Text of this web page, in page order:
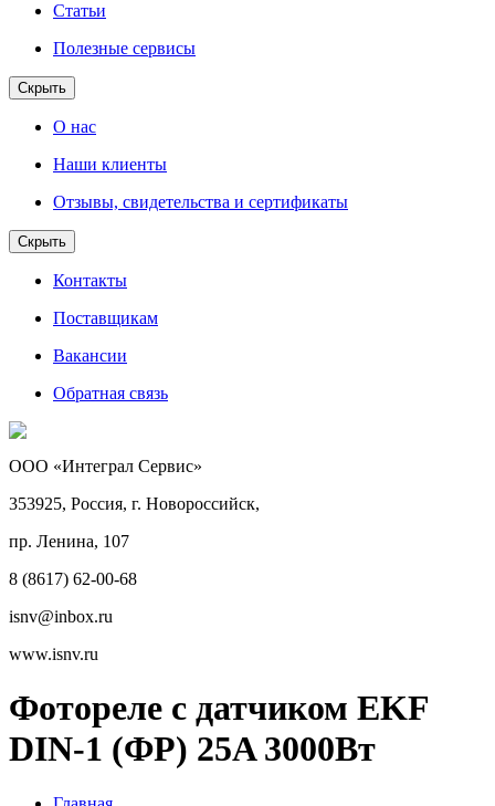
Статьи
Полезные сервисы
Скрыть
О нас
Наши клиенты
Отзывы, свидетельства и сертификаты
Скрыть
Контакты
Поставщикам
Вакансии
Обратная связь
ООО «Интеграл Сервис»
353925, Россия, г. Новороссийск,
пр. Ленина, 107
8 (8617) 62-00-68
isnv@inbox.ru
www.isnv.ru
Фотореле с датчиком EKF
DIN-1 (ФР) 25A 3000Вт